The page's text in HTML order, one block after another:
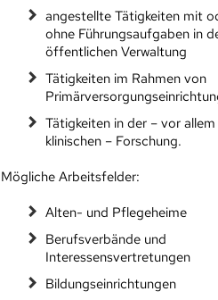
angestellte Tätigkeiten mit
ohne Führungsaufgaben in
öffentlichen Verwaltung
Tätigkeiten im Rahmen von
Tätigkeiten in der – vor allem
klinischen – Forschung.
Mögliche Arbeitsfelder:
Alten- und Pflegeheime
Berufsverbände und
Interessensvertretungen
Bildungseinrichtungen